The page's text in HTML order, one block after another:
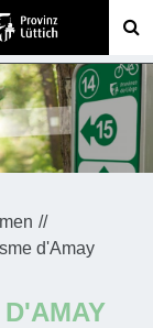
d'Amay